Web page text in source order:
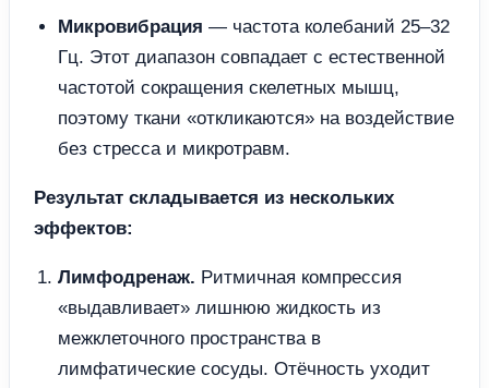
Микровибрация — частота колебаний 25–32
Гц. Этот диапазон совпадает с естественной
частотой сокращения скелетных мышц,
поэтому ткани «откликаются» на воздействие
без стресса и микротравм.
Результат складывается из нескольких
эффектов:
Лимфодренаж. Ритмичная компрессия
«выдавливает» лишнюю жидкость из
межклеточного пространства в
лимфатические сосуды. Отёчность уходит